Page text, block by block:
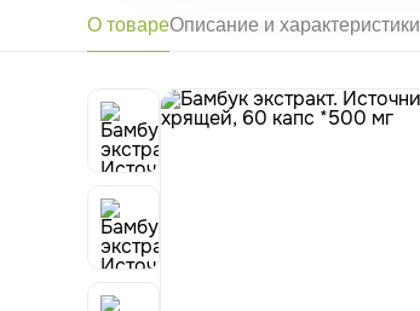
О товареОписание и характеристики